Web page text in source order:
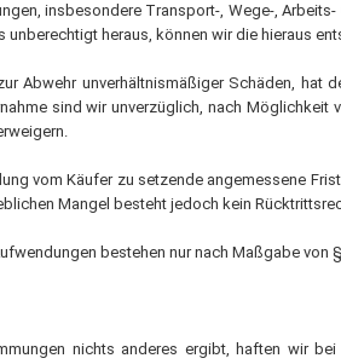
insbesondere Transport-, Wege-,
heraus, können wir die hieraus
Abwehr unverhältnismäßiger Schäden,
sind wir unverzüglich, nach
vom Käufer zu setzende angemessene
Mangel besteht jedoch kein
bestehen nur nach Maßgabe von
nichts anderes ergibt, haften wir